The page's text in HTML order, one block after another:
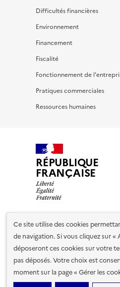
Ce site utilise des cookies
de navigation. Si vous cliquez sur «
déposeront ces cookies sur votre
pas déposés. Votre choix est
moment sur la page « Gérer les
Difficultés financières
Environnement
Financement
Fiscalité
Fonctionnement de
Pratiques commerciales
Ressources humaines
RÉPUBLIQUE
FRANÇAISE
Nos partenaires
Plan du site Accessibilité
cookies
Paramètres